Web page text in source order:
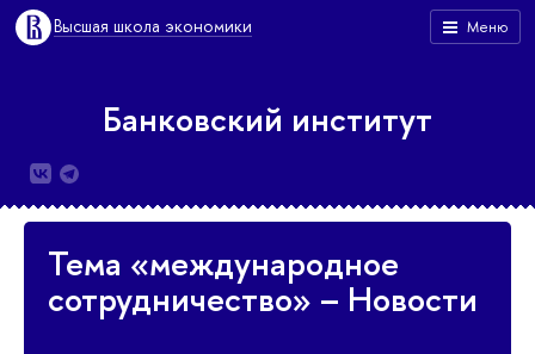
Меню
Высшая школа экономики
Банковский институт
Тема «международное
сотрудничество» – Новости